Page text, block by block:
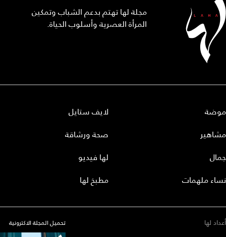
مجلة لها تهتم بدعم الشباب وتمكين
المرأة العصرية وأسلوب الحياة.
موضة
مشاهير
جمال
نساء ملهمات
لايف ستايل
صحة ورشاقة
لها فيديو
مطبخ لها
أعداد لها تحميل المجلة الاكترونية